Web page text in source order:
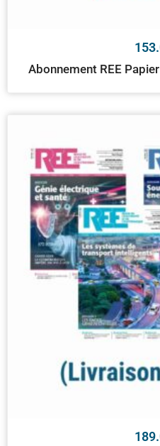
Abonnement REE